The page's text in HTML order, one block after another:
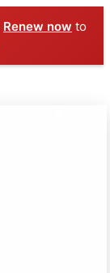
Renew now to